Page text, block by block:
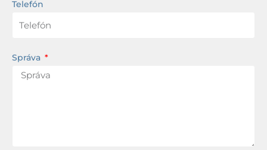
Telefón
Správa